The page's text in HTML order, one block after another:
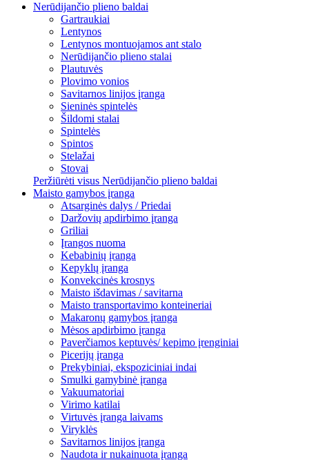
Nerūdijančio plieno baldai
Gartraukiai
Lentynos
Lentynos montuojamos ant stalo
Nerūdijančio plieno stalai
Plautuvės
Plovimo vonios
Savitarnos linijos įranga
Sieninės spintelės
Šildomi stalai
Spintelės
Spintos
Stelažai
Stovai
Peržiūrėti visus Nerūdijančio plieno baldai
Maisto gamybos įranga
Atsarginės dalys / Priedai
Daržovių apdirbimo įranga
Griliai
Įrangos nuoma
Kebabinių įranga
Kepyklų įranga
Konvekcinės krosnys
Maisto išdavimas / savitarna
Maisto transportavimo konteineriai
Makaronų gamybos įranga
Mėsos apdirbimo įranga
Paverčiamos keptuvės/ kepimo įrenginiai
Picerijų įranga
Prekybiniai, ekspoziciniai indai
Smulki gamybinė įranga
Vakuumatoriai
Virimo katilai
Virtuvės įranga laivams
Viryklės
Savitarnos linijos įranga
Naudota ir nukainuota įranga